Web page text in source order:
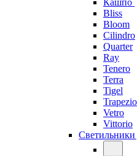
Кашпо
Bliss
Bloom
Cilindro
Quarter
Ray
Tenero
Terra
Tigel
Trapezio
Vetro
Vittorio
Светильники